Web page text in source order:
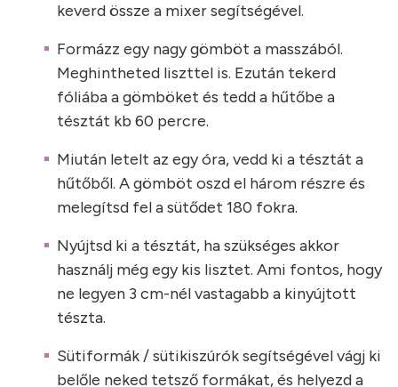
keverd össze a mixer segítségével.
Formázz egy nagy gömböt a masszából.
Meghintheted liszttel is. Ezután tekerd
fóliába a gömböket és tedd a hűtőbe a
tésztát kb 60 percre.
Miután letelt az egy óra, vedd ki a tésztát a
hűtőből. A gömböt oszd el három részre és
melegítsd fel a sütődet 180 fokra.
Nyújtsd ki a tésztát, ha szükséges akkor
használj még egy kis lisztet. Ami fontos, hogy
ne legyen 3 cm-nél vastagabb a kinyújtott
tészta.
Sütiformák / sütikiszúrók segítségével vágj ki
belőle neked tetsző formákat, és helyezd a